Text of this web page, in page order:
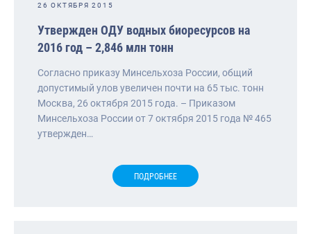
26 ОКТЯБРЯ 2015
Утвержден ОДУ водных биоресурсов на
2016 год – 2,846 млн тонн
Согласно приказу Минсельхоза России, общий
допустимый улов увеличен почти на 65 тыс. тонн
Москва, 26 октября 2015 года. – Приказом
Минсельхоза России от 7 октября 2015 года № 465
утвержден…
ПОДРОБНЕЕ